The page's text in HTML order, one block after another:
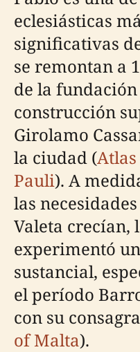
eclesiásticas
significativas
se remontan a
de la fundación
construcción
Girolamo
la ciudad (
Pauli). A
las
Valeta crecían,
experimentó
sustancial,
el período
con su
of Malta).